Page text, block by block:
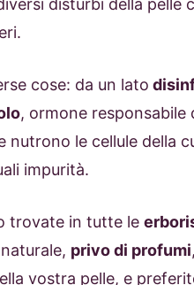
disturbi della pelle
cose: da un lato
, ormone responsabile
nutrono le cellule della
impurità.
trovate in tutte le
privo di profumi
vostra pelle, e